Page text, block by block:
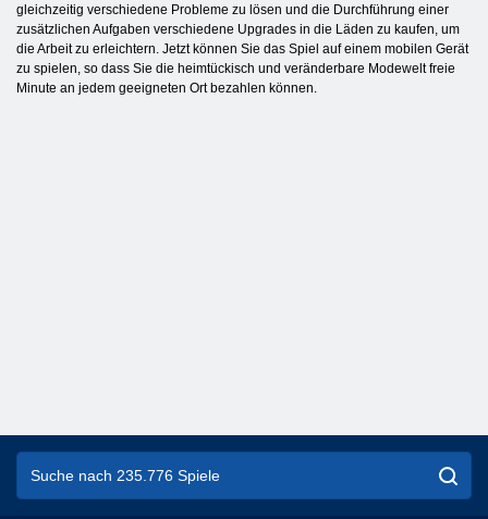
gleichzeitig verschiedene Probleme zu lösen und die Durchführung einer
zusätzlichen Aufgaben verschiedene Upgrades in die Läden zu kaufen, um
die Arbeit zu erleichtern. Jetzt können Sie das Spiel auf einem mobilen Gerät
zu spielen, so dass Sie die heimtückisch und veränderbare Modewelt freie
Minute an jedem geeigneten Ort bezahlen können.